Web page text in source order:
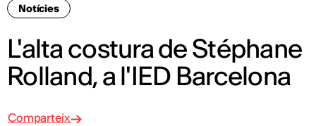
Notícies
L'alta costura de Stéphane
Rolland, a l'IED Barcelona
Comparteix